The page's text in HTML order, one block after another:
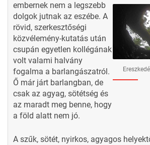
embernek nem a legszebb
dolgok jutnak az eszébe. A
rövid, szerkesztőségi
közvélemény-kutatás után
csupán egyetlen kollégának
volt valami halvány
fogalma a barlangászatról.
Ő már járt barlangban, de
csak az agyag, sötétség és
az maradt meg benne, hogy
a föld alatt nem jó.
A szűk, sötét, nyirkos, agyagos